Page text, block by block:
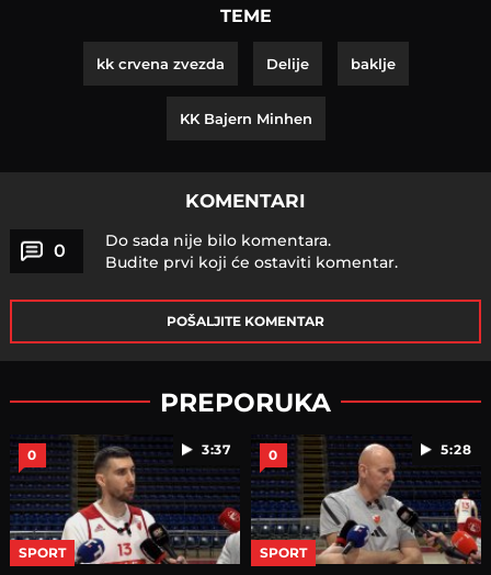
TEME
kk crvena zvezda Delije baklje
KK Bajern Minhen
KOMENTARI
0
Do sada nije bilo komentara.
Budite prvi koji će ostaviti komentar.
POŠALJITE KOMENTAR
PREPORUKA
3:37
0
SPORT
5:28
0
SPORT